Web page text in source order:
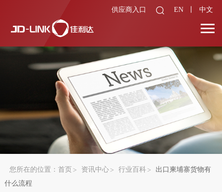
供应商入口 EN 中文
您所在的位置： 首页 资讯中心 行业百科
出口柬埔寨货物有
什么流程